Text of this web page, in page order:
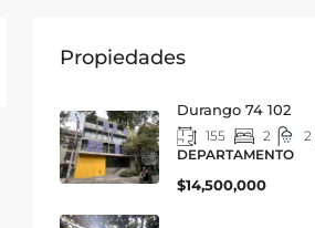
Propiedades
Durango 74 102
155 2 2
DEPARTAMENTO
$14,500,000